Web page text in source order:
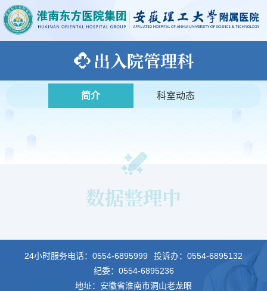
出入院管理科
简介 科室动态
数据整理中
24小时服务电话： 0554-6895999 投诉办： 0554-6895132
纪委： 0554-6895236
地址：安徽省淮南市洞山老龙眼